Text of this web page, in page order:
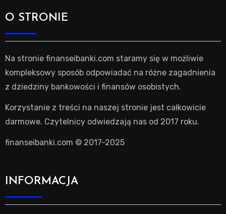
O STRONIE
Na stronie finanseibanki.com staramy się w możliwie
kompleksowy sposób odpowiadać na różne zagadnienia
z dziedziny bankowości i finansów osobistych.
Korzystanie z treści na naszej stronie jest całkowicie
darmowe. Czytelnicy odwiedzają nas od 2017 roku.
finanseibanki.com © 2017-2025
INFORMACJA